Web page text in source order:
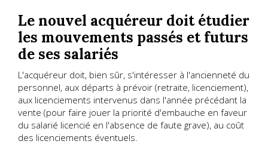
Le nouvel acquéreur doit étudier
les mouvements passés et futurs
de ses salariés
L'acquéreur doit, bien sûr, s'intéresser à l'ancienneté du
personnel, aux départs à prévoir (retraite, licenciement),
aux licenciements intervenus dans l'année précédant la
vente (pour faire jouer la priorité d'embauche en faveur
du salarié licencié en l'absence de faute grave), au coût
des licenciements éventuels.